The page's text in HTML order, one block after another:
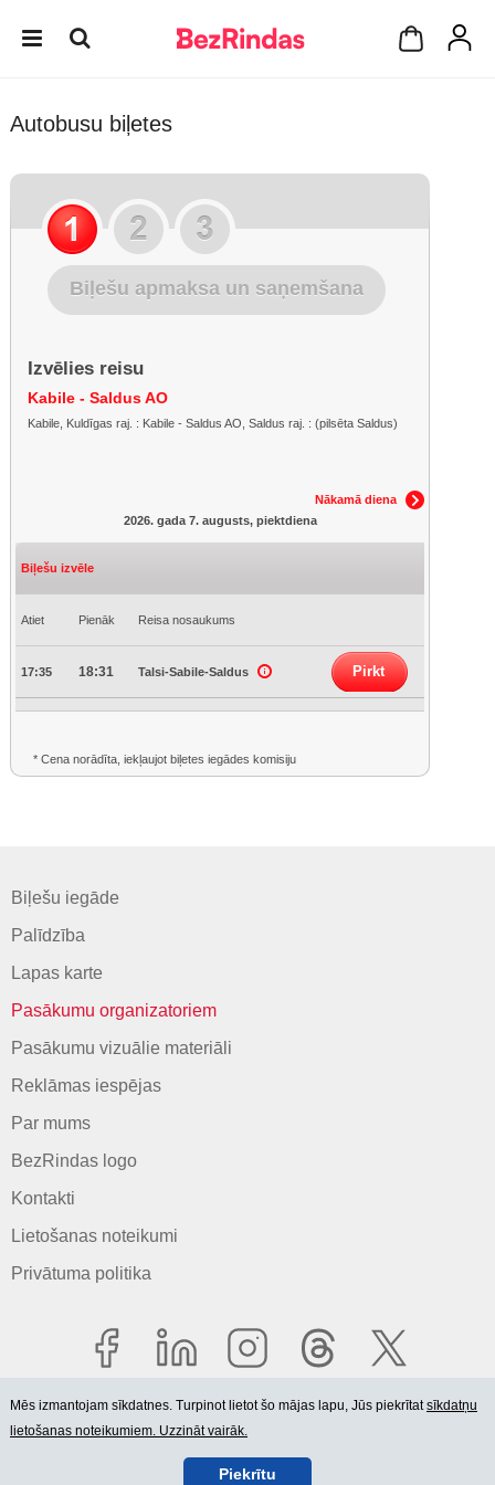
Autobusu biļetes
Biļešu apmaksa un saņemšana
Izvēlies reisu
Kabile - Saldus AO
Kabile, Kuldīgas raj. : Kabile - Saldus AO, Saldus raj. : (pilsēta Saldus)
Nākamā diena
2026. gada 7. augusts, piektdiena
Biļešu izvēle
Atiet Pienāk Reisa nosaukums
17:35 18:31 Talsi-Sabile-Saldus Pirkt
* Cena norādīta, iekļaujot biļetes iegādes komisiju
Biļešu iegāde
Palīdzība
Lapas karte
Pasākumu organizatoriem
Pasākumu vizuālie materiāli
Reklāmas iespējas
Par mums
BezRindas logo
Kontakti
Lietošanas noteikumi
Privātuma politika
© 2006-2026 SIA "BEZRINDAS.LV".
Mēs izmantojam sīkdatnes. Turpinot lietot šo mājas lapu, Jūs piekrītatsīkdatņu
lietošanas noteikumiem. Uzzināt vairāk.
Piekrītu